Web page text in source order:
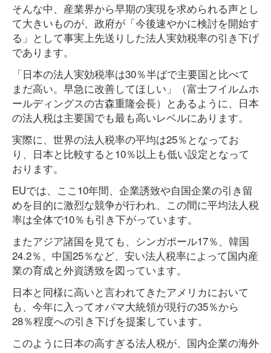
そんな中、産業界から早期の実現を求められる声とし
て大きいものが、政府が「今後速やかに検討を開始す
る」として事実上先送りした法人実効税率の引き下げ
であります。
「日本の法人実効税率は30％半ばで主要国と比べて
まだ高い。早急に改善してほしい」（富士フイルムホ
ールディングスの古森重隆会長）とあるように、日本
の法人税は主要国でも最も高いレベルにあります。
実際に、世界の法人税率の平均は25％となってお
り、日本と比較すると10％以上も低い設定となって
おります。
EUでは、ここ10年間、企業誘致や自国企業の引き留
めを目的に激烈な競争が行われ、この間に平均法人税
率は全体で10％も引き下がっています。
またアジア諸国を見ても、シンガポール17％、韓国
24.2％、中国25％など、安い法人税率によって国内産
業の育成と外資誘致を図っています。
日本と同様に高いと言われてきたアメリカにおいて
も、今年に入ってオバマ大統領が現行の35％から
28％程度への引き下げを提案しています。
このように日本の高すぎる法人税が、国内企業の海外